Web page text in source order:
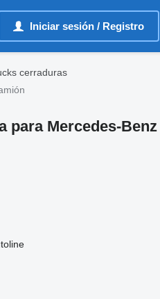
Iniciar sesión / Registro
cerraduras
Mercedes-Benz